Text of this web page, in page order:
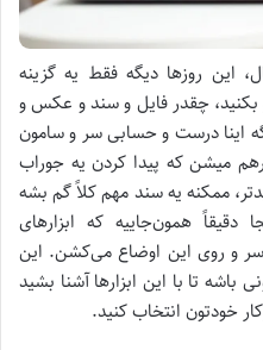
این روزها دیگه فقط یه گزینه
چقدر فایل و سند و عکس و
اینا درست و حسابی سر و سامون
میشن که پیدا کردن یه جوراب
ممکنه یه سند مهم کلاً گم بشه
دقیقاً همون‌جاییه که ابزارهای
سر و روی این اوضاع می‌کشن. این
باشه تا با این ابزارها آشنا بشید
خودتون انتخاب کنید.